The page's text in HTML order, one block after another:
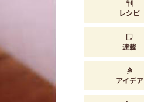
レシピ
連載
アイデア